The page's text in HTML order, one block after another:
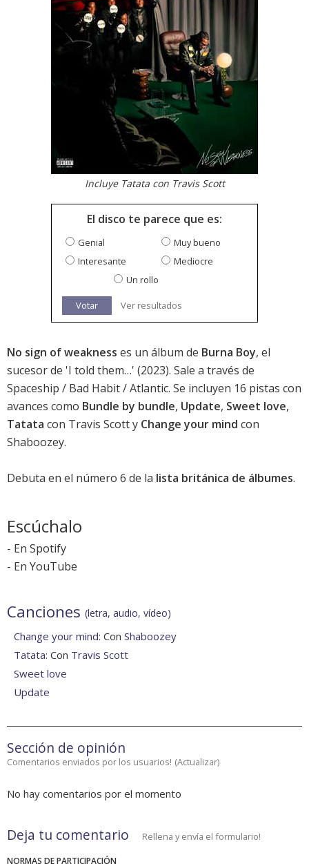
Incluye Tatata con Travis Scott
El disco te parece que es:
Genial
Muy bueno
Interesante
Mediocre
Un rollo
Votar Ver resultados
No sign of weakness es un álbum de Burna Boy, el
sucesor de 'I told them…' (2023). Sale a través de
Spaceship / Bad Habit / Atlantic. Se incluyen 16 pistas con
avances como Bundle by bundle, Update, Sweet love,
Tatata con Travis Scott y Change your mind con
Shaboozey.
Debuta en el número 6 de la lista británica de álbumes.
Escúchalo
- En Spotify
- En YouTube
Canciones (letra, audio, vídeo)
Change your mind: Con Shaboozey
Tatata: Con Travis Scott
Sweet love
Update
Sección de opinión
Comentarios enviados por los usuarios! (Actualizar)
No hay comentarios por el momento
Deja tu comentario Rellena y envía el formulario!
NORMAS DE PARTICIPACIÓN